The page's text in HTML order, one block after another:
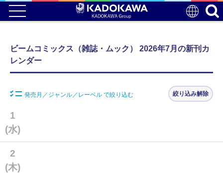
ビームコミックス（雑誌・ムック） 2026年7月の新刊カ
レンダー
発売月／ジャンル／レーベル で絞り込む 絞り込み解除
1
(水)
2
(木)